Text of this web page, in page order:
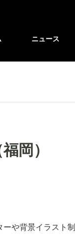
ニュース
岡）
や背景イラスト